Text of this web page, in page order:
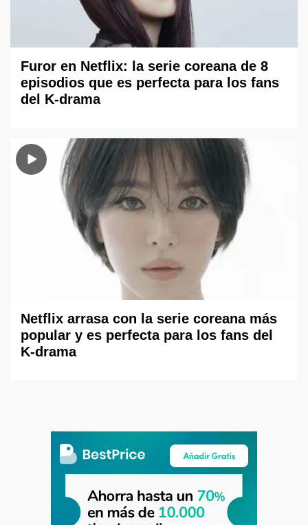
Furor en Netflix: la serie coreana de 8
episodios que es perfecta para los fans
del K-drama
Netflix arrasa con la serie coreana más
popular y es perfecta para los fans del
K-drama